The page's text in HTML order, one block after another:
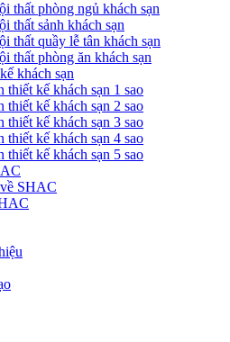
thất phòng ngủ khách sạn
thất sảnh khách sạn
thất quầy lễ tân khách sạn
thất phòng ăn khách sạn
khách sạn
thiết kế khách sạn 1 sao
thiết kế khách sạn 2 sao
thiết kế khách sạn 3 sao
thiết kế khách sạn 4 sao
thiết kế khách sạn 5 sao
SHAC